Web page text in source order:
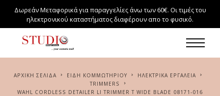
Δωρεάν Μεταφορικά για παραγγελίες άνω των 60€. Οι τιμές του
ηλεκτρονικού καταστήματος διαφέρουν απο το φυσικό.
ΑΡΧΙΚΉ ΣΕΛΊΔΑ ΕΙΔΗ ΚΟΜΜΩΤΗΡΙΟΥ
ΗΛΕΚΤΡΙΚΆ ΕΡΓΑΛΕΊΑ
TRIMMERS
WAHL CORDLESS DETAILER LI TRIMMER T WIDE BLADE 08171-016